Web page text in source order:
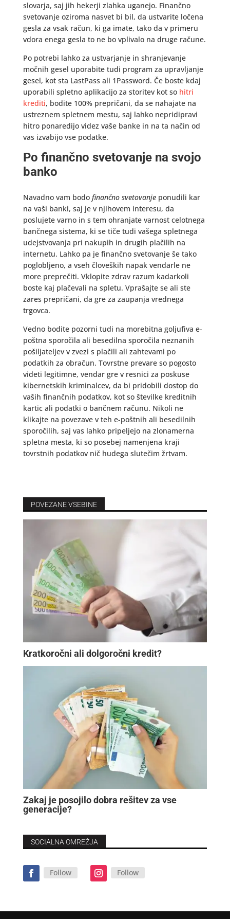
slovarja, saj jih hekerji zlahka uganejo. Finančno
svetovanje oziroma nasvet bi bil, da ustvarite ločena
gesla za vsak račun, ki ga imate, tako da v primeru
vdora enega gesla to ne bo vplivalo na druge račune.
Po potrebi lahko za ustvarjanje in shranjevanje
močnih gesel uporabite tudi program za upravljanje
gesel, kot sta LastPass ali 1Password. Če boste kdaj
uporabili spletno aplikacijo za storitev kot so hitri
krediti, bodite 100% prepričani, da se nahajate na
ustreznem spletnem mestu, saj lahko nepridipravi
hitro ponaredijo videz vaše banke in na ta način od
vas izvabijo vse podatke.
Po finančno svetovanje na svojo
banko
Navadno vam bodo finančno svetovanjeponudili kar
na vaši banki, saj je v njihovem interesu, da
poslujete varno in s tem ohranjate varnost celotnega
bančnega sistema, ki se tiče tudi vašega spletnega
udejstvovanja pri nakupih in drugih plačilih na
internetu. Lahko pa je finančno svetovanje še tako
poglobljeno, a vseh človeških napak vendarle ne
more preprečiti. Vklopite zdrav razum kadarkoli
boste kaj plačevali na spletu. Vprašajte se ali ste
zares prepričani, da gre za zaupanja vrednega
trgovca.
Vedno bodite pozorni tudi na morebitna goljufiva e-
poštna sporočila ali besedilna sporočila neznanih
pošiljateljev v zvezi s plačili ali zahtevami po
podatkih za obračun. Tovrstne prevare so pogosto
videti legitimne, vendar gre v resnici za poskuse
kibernetskih kriminalcev, da bi pridobili dostop do
vaših finančnih podatkov, kot so številke kreditnih
kartic ali podatki o bančnem računu. Nikoli ne
klikajte na povezave v teh e-poštnih ali besedilnih
sporočilih, saj vas lahko pripeljejo na zlonamerna
spletna mesta, ki so posebej namenjena kraji
tovrstnih podatkov nič hudega slutečim žrtvam.
POVEZANE VSEBINE
Kratkoročni ali dolgoročni kredit?
Zakaj je posojilo dobra rešitev za vse
generacije?
SOCIALNA OMREŽJA
Follow Follow